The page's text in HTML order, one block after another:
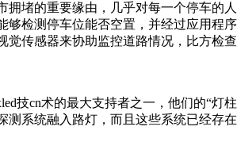
拥堵的重要缘由，几乎对每一个停车的
够检测停车位能否空置，并经过应用程
觉传感器来协助监控道路情况，比方检
技cn术的最大支持者之一，他们的“
测系统融入路灯，而且这些系统已经存